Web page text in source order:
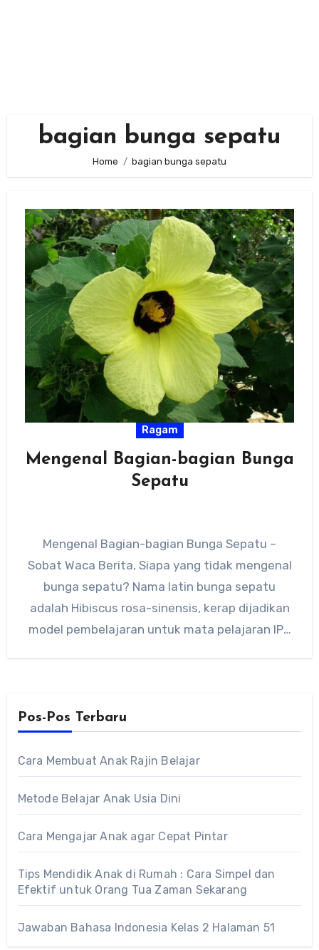
bagian bunga sepatu
Home bagian bunga sepatu
Ragam
Mengenal Bagian-bagian Bunga
Sepatu
Mengenal Bagian-bagian Bunga Sepatu –
Sobat Waca Berita, Siapa yang tidak mengenal
bunga sepatu? Nama latin bunga sepatu
adalah Hibiscus rosa-sinensis, kerap dijadikan
model pembelajaran untuk mata pelajaran IPA
Pos-Pos Terbaru
Cara Membuat Anak Rajin Belajar
Metode Belajar Anak Usia Dini
Cara Mengajar Anak agar Cepat Pintar
Tips Mendidik Anak di Rumah : Cara Simpel dan
Efektif untuk Orang Tua Zaman Sekarang
Jawaban Bahasa Indonesia Kelas 2 Halaman 51